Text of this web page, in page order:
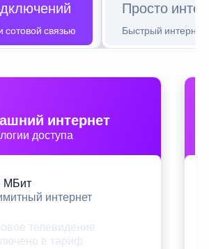
сотовой связью
Просто
Быстрый интернет
интернет
доступа
МБит
интернет
телевидение
в тариф